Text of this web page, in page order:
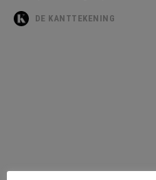
DE KANTTEKENING